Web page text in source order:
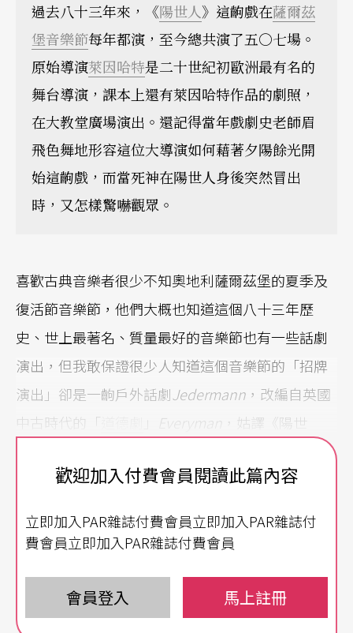
過去八十三年來，《陽世人》這齣戲在薩爾茲
堡音樂節每年都演，至今總共演了五○七場。
原始導演萊因哈特是二十世紀初歐洲最有名的
舞台導演，課本上還有萊因哈特作品的劇照，
在大教堂廣場演出。還記得當年戲劇史老師眉
飛色舞地形容這位大導演如何藉著夕陽餘光開
始這齣戲，而當死神在陽世人身後突然冒出
時，又怎樣驚嚇觀眾。
喜歡古典音樂者很少不知奧地利薩爾茲堡的夏季及
復活節音樂節，他們大概也知道這個八十三年歷
史、世上最著名、質量最好的音樂節也有一些話劇
演出，但我敢保證很少人知道這個音樂節的「招牌
演出」卻是一齣戶外話劇Jedermann ，改編自英國
中古時代的「
Everyman
，姑譯《陽世
hal，1874-1929）在歌劇愛好者的心目中應該有些
印象，因為他曾與李察．史特勞斯（Richard Straus
s）長期合作，為史特勞斯的歌劇《艾列克特拉》El
（1903）、《玫瑰騎士》
Der Rosenkavalier
歡迎加入付費會員閱讀此篇內容
立即加入PAR雜誌付費會員立即加入PAR雜誌付
費會員立即加入PAR雜誌付費會員
會員登入 馬上註冊